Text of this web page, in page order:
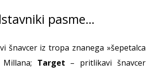
pasme…
šnavcer iz tropa znanega »šepetalca
Target – pritlikavi šnavcer